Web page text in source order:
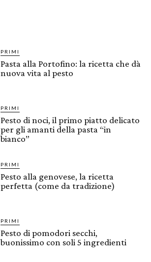
PRIMI
Pasta alla Portofino: la ricetta che dà
nuova vita al pesto
PRIMI
Pesto di noci, il primo piatto delicato
per gli amanti della pasta “in
bianco”
PRIMI
Pesto alla genovese, la ricetta
perfetta (come da tradizione)
PRIMI
Pesto di pomodori secchi,
buonissimo con soli 5 ingredienti